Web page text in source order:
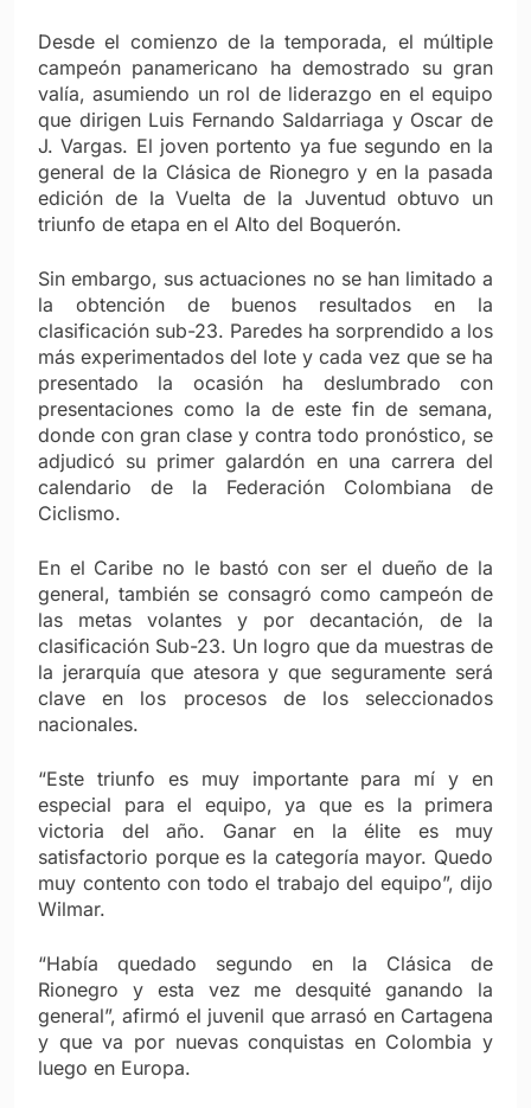
Desde el comienzo de la temporada, el múltiple
campeón panamericano ha demostrado su gran
valía, asumiendo un rol de liderazgo en el equipo
que dirigen Luis Fernando Saldarriaga y Oscar de
J. Vargas. El joven portento ya fue segundo en la
general de la Clásica de Rionegro y en la pasada
edición de la Vuelta de la Juventud obtuvo un
triunfo de etapa en el Alto del Boquerón.
Sin embargo, sus actuaciones no se han limitado a
la obtención de buenos resultados en la
clasificación sub-23. Paredes ha sorprendido a los
más experimentados del lote y cada vez que se ha
presentado la ocasión ha deslumbrado con
presentaciones como la de este fin de semana,
donde con gran clase y contra todo pronóstico, se
adjudicó su primer galardón en una carrera del
calendario de la Federación Colombiana de
Ciclismo.
En el Caribe no le bastó con ser el dueño de la
general, también se consagró como campeón de
las metas volantes y por decantación, de la
clasificación Sub-23. Un logro que da muestras de
la jerarquía que atesora y que seguramente será
clave en los procesos de los seleccionados
nacionales.
“Este triunfo es muy importante para mí y en
especial para el equipo, ya que es la primera
victoria del año. Ganar en la élite es muy
satisfactorio porque es la categoría mayor. Quedo
muy contento con todo el trabajo del equipo”, dijo
Wilmar.
“Había quedado segundo en la Clásica de
Rionegro y esta vez me desquité ganando la
general”, afirmó el juvenil que arrasó en Cartagena
y que va por nuevas conquistas en Colombia y
luego en Europa.